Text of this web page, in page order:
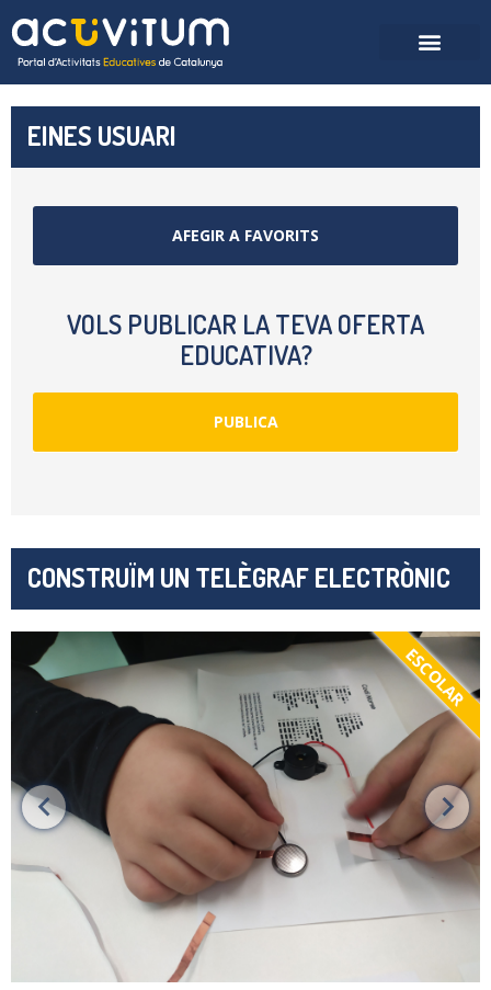
EINES USUARI
AFEGIR A FAVORITS
VOLS PUBLICAR LA TEVA OFERTA
EDUCATIVA?
PUBLICA
CONSTRUÏM UN TELÈGRAF ELECTRÒNIC
ESCOLAR